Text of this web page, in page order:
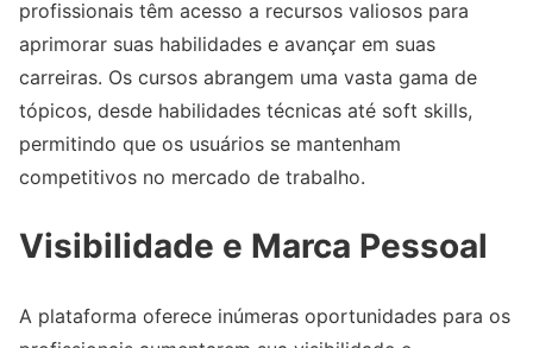
profissionais têm acesso a recursos valiosos para
aprimorar suas habilidades e avançar em suas
carreiras. Os cursos abrangem uma vasta gama de
tópicos, desde habilidades técnicas até soft skills,
permitindo que os usuários se mantenham
competitivos no mercado de trabalho.
Visibilidade e Marca Pessoal
A plataforma oferece inúmeras oportunidades para os